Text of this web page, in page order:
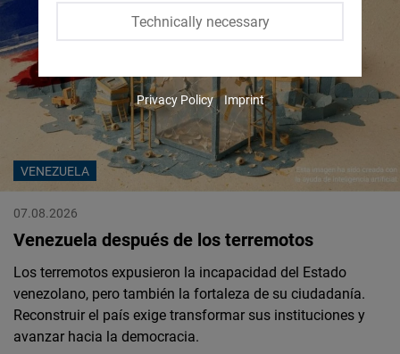
VENEZUELA
07.08.2026
Venezuela después de los terremotos
Los terremotos expusieron la incapacidad del Estado
venezolano, pero también la fortaleza de su ciudadanía.
Reconstruir el país exige transformar sus instituciones y
avanzar hacia la democracia.
Technically necessary
Youtube
Embed
Google
Maps
Embed
Cloudinary
Flickr
Privacy Policy Imprint